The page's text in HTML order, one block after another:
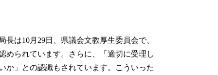
は10月29日、県議会文教厚生委員会で、
められています。さらに、「適切に受理し
か」との認識もされています。こういった